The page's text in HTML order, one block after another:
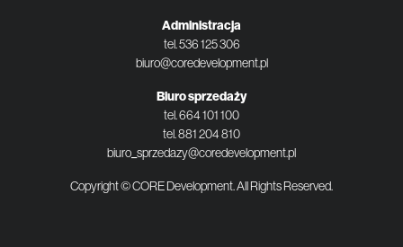
Administracja
tel.536 125 306
biuro@coredevelopment.pl
Biuro sprzedaży
tel.664 101 100
tel.881 204 810
biuro_sprzedazy@coredevelopment.pl
Copyright © CORE Development. All Rights Reserved.